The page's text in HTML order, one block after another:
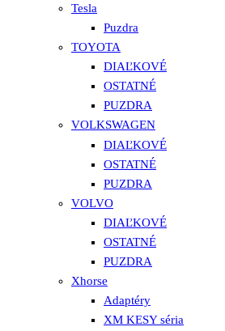
Tesla
Puzdra
TOYOTA
DIAĽKOVÉ
OSTATNÉ
PUZDRA
VOLKSWAGEN
DIAĽKOVÉ
OSTATNÉ
PUZDRA
VOLVO
DIAĽKOVÉ
OSTATNÉ
PUZDRA
Xhorse
Adaptéry
XM KESY séria